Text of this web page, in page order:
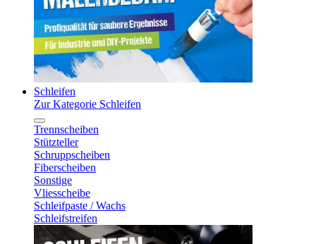
Schleifen
Zur Kategorie Schleifen
Trennscheiben
Stützteller
Schruppscheiben
Fiberscheiben
Sonstige
Vliesscheibe
Schleifpaste / Wachs
Schleifstreifen